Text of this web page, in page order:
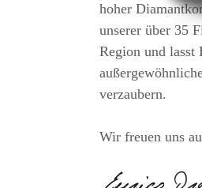
hoher
unserer über 35
Region und lasst
verzaubern.
Wir freuen uns